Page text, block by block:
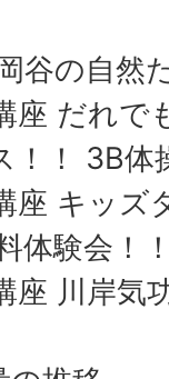
谷の自然
座 だれで
！！ 3B体
座 キッズ
体験会！
座 川岸気